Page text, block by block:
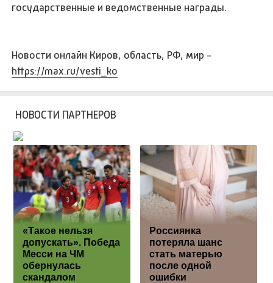
государственные и ведомственные награды.
Новости онлайн Киров, область, РФ, мир -
https://max.ru/vesti_ko
НОВОСТИ ПАРТНЕРОВ
«Такое нельзя
допускать». Победа
Месси на ЧМ
обернулась
скандалом
Россиянка
потеряла шанс
стать матерью
после одной
ошибки